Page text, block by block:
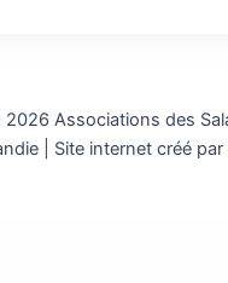
Associations des
| Site internet créé par